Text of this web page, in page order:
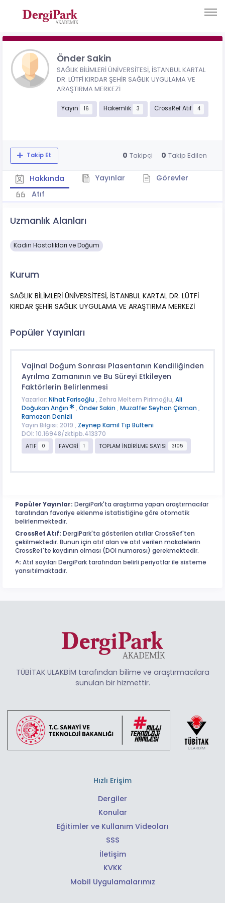
Önder Sakin
SAĞLIK BİLİMLERİ ÜNİVERSİTESİ, İSTANBUL KARTAL
DR. LÜTFİ KIRDAR ŞEHİR SAĞLIK UYGULAMA VE
ARAŞTIRMA MERKEZİ
Yayın 16 Hakemlik 3 CrossRef Atıf 4
Takip Et 0 Takipçi 0 Takip Edilen
Hakkında Yayınlar
Görevler
Atıf
Uzmanlık Alanları
Kadın Hastalıkları ve Doğum
Kurum
SAĞLIK BİLİMLERİ ÜNİVERSİTESİ, İSTANBUL KARTAL DR. LÜTFİ
KIRDAR ŞEHİR SAĞLIK UYGULAMA VE ARAŞTIRMA MERKEZİ
Popüler Yayınları
Vajinal Doğum Sonrası Plasentanın Kendiliğinden
Ayrılma Zamanının ve Bu Süreyi Etkileyen
Faktörlerin Belirlenmesi
Yazarlar: Nihat Farisoğlu , Zehra Meltem Pirimoğlu, Ali
Doğukan Anğın
, Önder Sakin , Muzaffer Seyhan Çıkman ,
Ramazan Denizli
Yayın Bilgisi: 2019 , Zeynep Kamil Tıp Bülteni
DOI: 10.16948/zktipb.413370
ATIF
0 FAVORİ 1 TOPLAM İNDİRİLME SAYISI 3105
Popüler Yayınlar: DergiPark'ta araştırma yapan araştırmacılar
tarafından favoriye eklenme istatistiğine göre otomatik
belirlenmektedir.
CrossRef Atıf: DergiPark'ta gösterilen atıflar CrossRef'ten
çekilmektedir. Bunun için atıf alan ve atıf verilen makalelerin
CrossRef'te kaydının olması (DOI numarası) gerekmektedir.
^: Atıf sayıları DergiPark tarafından belirli periyotlar ile sisteme
yansıtılmaktadır.
TÜBİTAK ULAKBİM tarafından bilime ve araştırmacılara
sunulan bir hizmettir.
Hızlı Erişim
Dergiler
Konular
Eğitimler ve Kullanım Videoları
SSS
İletişim
KVKK
Mobil Uygulamalarımız